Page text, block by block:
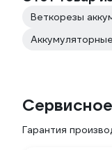
Веткорезы
Гарантия